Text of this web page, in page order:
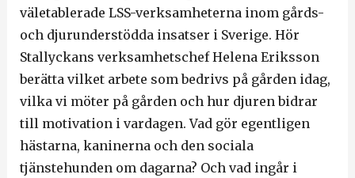
väletablerade LSS-verksamheterna inom gårds-
och djurunderstödda insatser i Sverige. Hör
Stallyckans verksamhetschef Helena Eriksson
berätta vilket arbete som bedrivs på gården idag,
vilka vi möter på gården och hur djuren bidrar
till motivation i vardagen. Vad gör egentligen
hästarna, kaninerna och den sociala
tjänstehunden om dagarna? Och vad ingår i